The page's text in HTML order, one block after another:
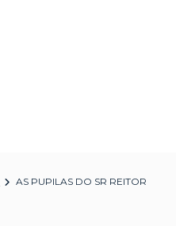
AS PUPILAS DO SR REITOR